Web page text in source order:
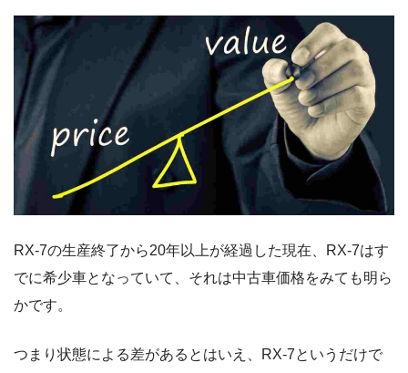
RX-7の生産終了から20年以上が経過した現在、RX-7はす
でに希少車となっていて、それは中古車価格をみても明ら
かです。
つまり状態による差があるとはいえ、RX-7というだけで